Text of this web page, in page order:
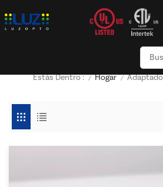
Estás Dentro : / Hogar /